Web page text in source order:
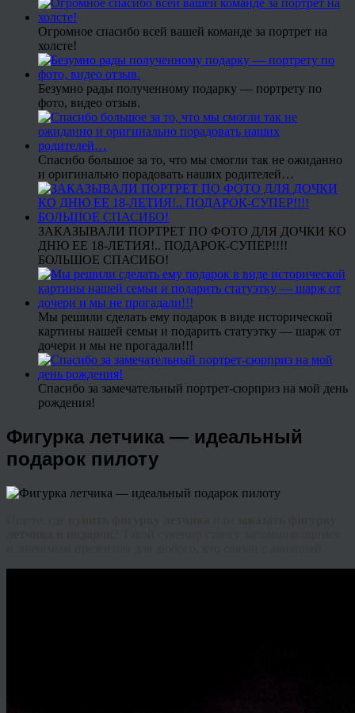
Огромное спасибо всей вашей команде за портрет на
холсте!
Безумно рады полученному подарку — портрету по
фото, видео отзыв.
Спасибо большое за то, что мы смогли так не ожиданно
и оригинально порадовать наших родителей…
ЗАКАЗЫВАЛИ ПОРТРЕТ ПО ФОТО ДЛЯ ДОЧКИ КО
ДНЮ ЕЕ 18-ЛЕТИЯ!.. ПОДАРОК-СУПЕР!!!!
БОЛЬШОЕ СПАСИБО!
Мы решили сделать ему подарок в виде исторической
картины нашей семьи и подарить статуэтку — шарж от
дочери и мы не прогадали!!!
Спасибо за замечательный портрет-сюрприз на мой день
рождения!
Фигурка летчика — идеальный
подарок пилоту